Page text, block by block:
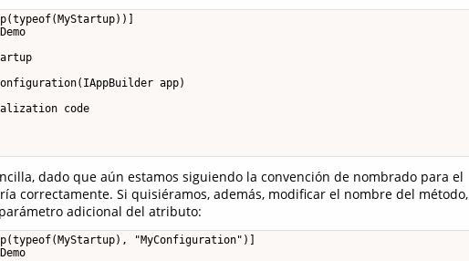
app)
code
dado que aún estamos siguiendo la convención de nombrado para el
correctamente. Si quisiéramos, además, modificar el nombre del método,
adicional del atributo:
"MyConfiguration")]